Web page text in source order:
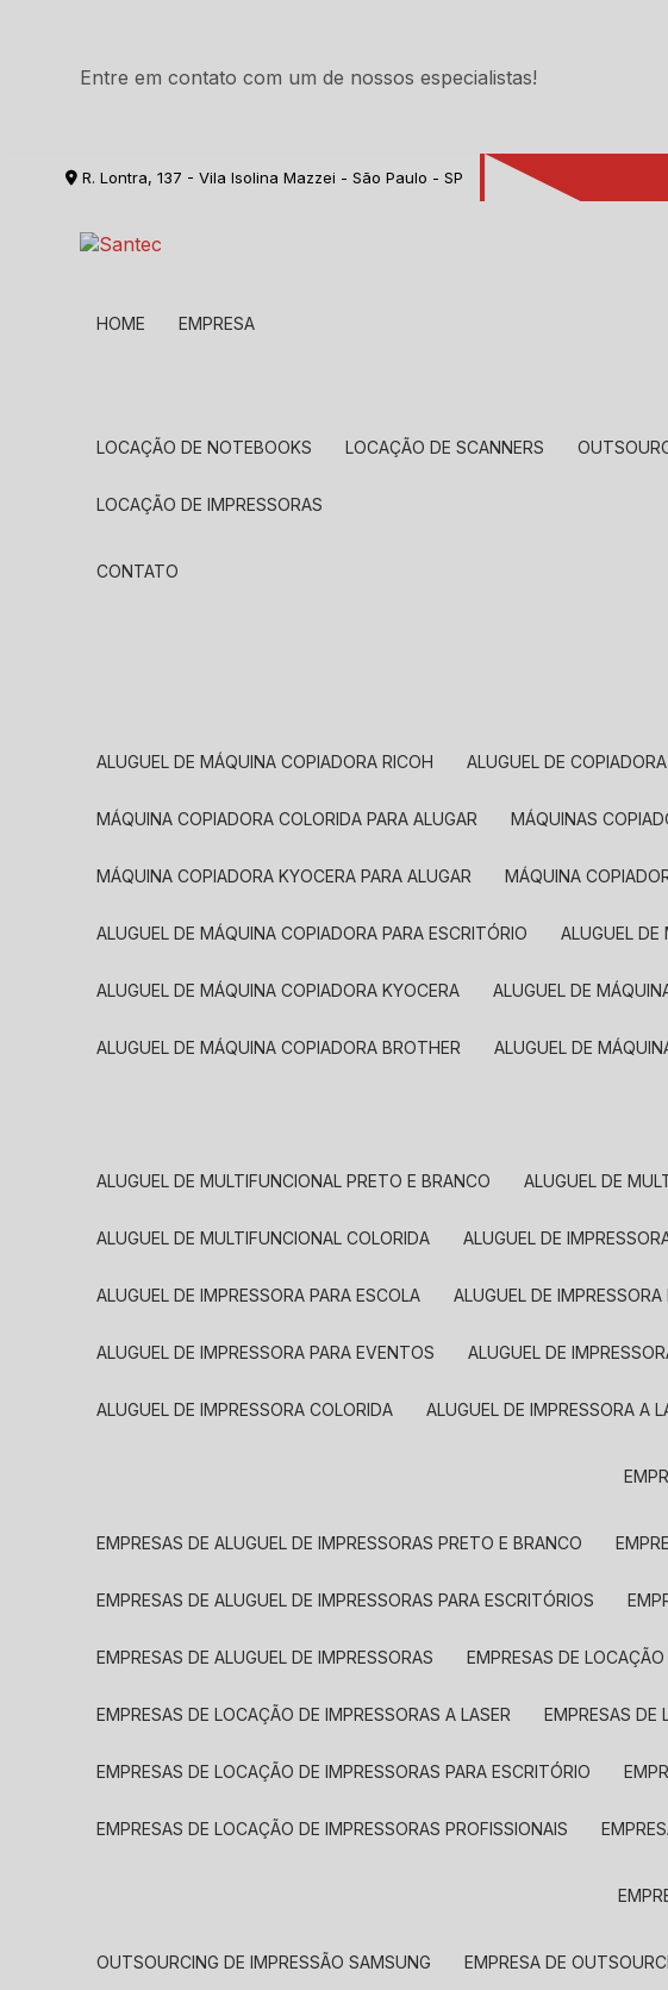
Entre em contato com um de nossos especialistas!
R. Lontra, 137 - Vila Isolina Mazzei - São Paulo - SP
HOME EMPRESA
LOCAÇÃO DE NOTEBOOKS LOCAÇÃO DE SCANNERS
LOCAÇÃO DE IMPRESSORAS
CONTATO
ALUGUEL DE MÁQUINA COPIADORA RICOH ALUGUEL DE
MÁQUINA COPIADORA COLORIDA PARA ALUGAR MÁQUINAS
MÁQUINA COPIADORA KYOCERA PARA ALUGAR MÁQUINA
ALUGUEL DE MÁQUINA COPIADORA PARA ESCRITÓRIO ALUGUEL
ALUGUEL DE MÁQUINA COPIADORA KYOCERA ALUGUEL DE
ALUGUEL DE MÁQUINA COPIADORA BROTHER ALUGUEL DE
ALUGUEL DE MULTIFUNCIONAL PRETO E BRANCO ALUGUEL DE
ALUGUEL DE MULTIFUNCIONAL COLORIDA ALUGUEL DE
ALUGUEL DE IMPRESSORA PARA ESCOLA ALUGUEL DE
ALUGUEL DE IMPRESSORA PARA EVENTOS ALUGUEL DE
ALUGUEL DE IMPRESSORA COLORIDA ALUGUEL DE IMPRESSORA A
EMPRESAS DE ALUGUEL DE IMPRESSORAS PRETO E BRANCO
EMPRESAS DE ALUGUEL DE IMPRESSORAS PARA ESCRITÓRIOS
EMPRESAS DE ALUGUEL DE IMPRESSORAS EMPRESAS DE
EMPRESAS DE LOCAÇÃO DE IMPRESSORAS A LASER EMPRESAS
EMPRESAS DE LOCAÇÃO DE IMPRESSORAS PARA ESCRITÓRIO
EMPRESAS DE LOCAÇÃO DE IMPRESSORAS PROFISSIONAIS
OUTSOURCING DE IMPRESSÃO SAMSUNG EMPRESA DE